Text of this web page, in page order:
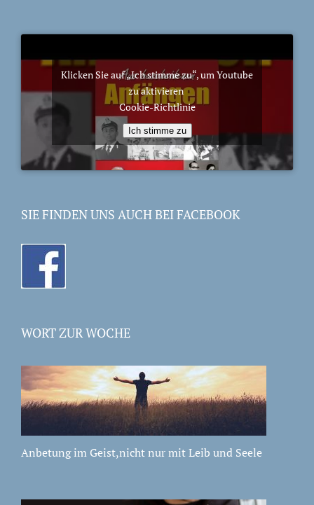
Klicken Sie auf „Ich stimme zu“, um Youtube
zu aktivieren
Cookie-Richtlinie
Ich stimme zu
SIE FINDEN UNS AUCH BEI FACEBOOK
WORT ZUR WOCHE
Anbetung im Geist,nicht nur mit Leib und Seele